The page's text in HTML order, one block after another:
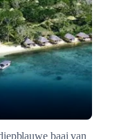
baai van